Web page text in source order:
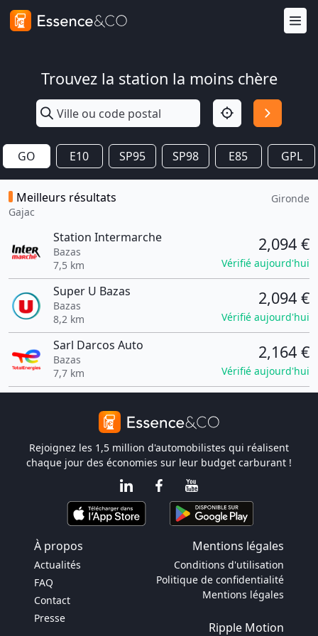
Trouvez la station la moins chère
GO E10 SP95 SP98 E85 GPL
Meilleurs résultats
Gajac
Gironde
Station Intermarche
Bazas
7,5 km
2,094 €
Vérifié aujourd'hui
Super U Bazas
Bazas
8,2 km
2,094 €
Vérifié aujourd'hui
Sarl Darcos Auto
Bazas
7,7 km
2,164 €
Vérifié aujourd'hui
Rejoignez les 1,5 million d'automobilistes qui réalisent
chaque jour des économies sur leur budget carburant !
À propos Mentions légales
Actualités
FAQ
Contact
Presse
Conditions d'utilisation
Politique de confidentialité
Mentions légales
Ripple Motion